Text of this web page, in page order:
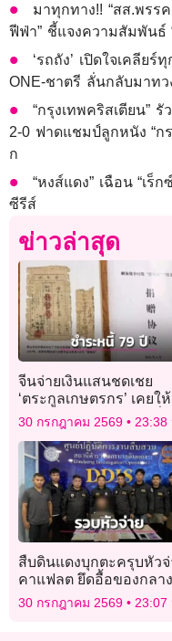
มาทุกทาง!! “สส.พรร
ฟีฟ่า” ชี้แจงความสัมพันธ์
‘รถถัง’ เปิดใจเคลีย
ONE-ชาตรี ลั่นกลับมาท
“กรุงเทพคริสเตียน”
2-0 ฟาดแชมป์ลูกหนัง “ก
ก
“หงส์แดง” เฉือน “เร็
ซีรีส์
ข่าวล่าสุด
จีนจ่ายเงินแสนชดเชย
‘ตระกูลเกษตรกร’ เคยให้
กองทัพ ‘ยืมข้าวสาร’ เมื่อ
30 กรกฎาคม 2569 23:38
สืบดินแดงบุกตะครุบหัวจ่
คาแฟลต ยึดอื้อของกลาง
ยาบ้า-เงินสด
30 กรกฎาคม 2569 23:07